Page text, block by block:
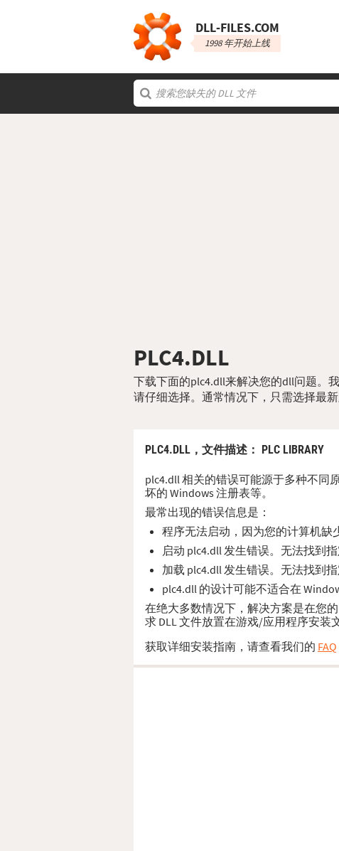
DLL‑FILES.COM
1998 年开始上线
PLC4.DLL
下载下面的plc4.dll来解决您的dll问题。
请仔细选择。通常情况下，只需选择最新
PLC4.DLL， 文件描述 ： PLC LIBRARY
plc4.dll 相关的错误可能源于多种不同
坏的 Windows 注册表等。
最常出现的错误信息是：
程序无法启动，因为您的计算机缺
启动 plc4.dll 发生错误。无法找到
加载 plc4.dll 发生错误。无法找到
plc4.dll 的设计可能不适合在
在绝大多数情况下，解决方案是在您
求 DLL 文件放置在游戏/应用程序安装
获取详细安装指南，请查看我们的 FAQ